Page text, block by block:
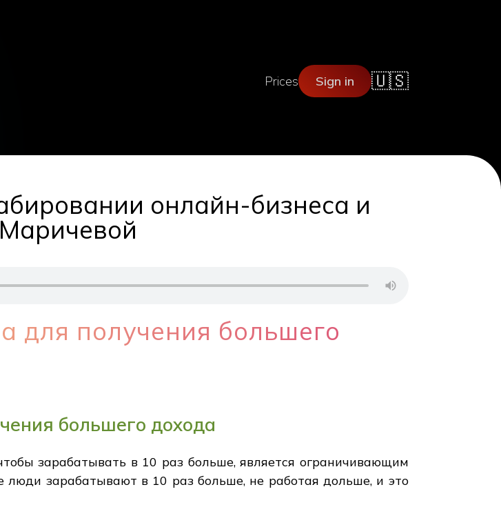
Prices Sign in 🇺🇸
онлайн-бизнеса и
для получения большего
большего дохода
зарабатывать в 10 раз больше, является ограничивающим
люди зарабатывают в 10 раз больше, не работая дольше, и это